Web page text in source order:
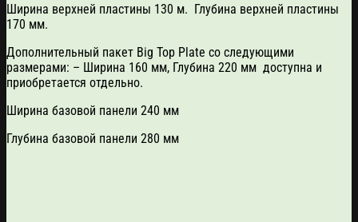
Ширина верхней пластины 130 м. Глубина верхней пластины
170 мм.
Дополнительный пакет Big Top Plate со следующими
размерами: – Ширина 160 мм, Глубина 220 мм доступна и
приобретается отдельно.
Ширина базовой панели 240 мм
Глубина базовой панели 280 мм